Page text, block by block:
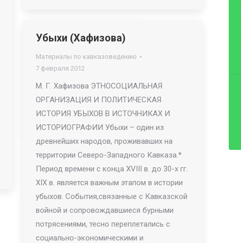
Убыхи (Хафизова)
Материалы по кавказоведению
7 февраля 2012
М. Г. Хафизова ЭТНОСОЦИАЛЬНАЯ
ОРГАНИЗАЦИЯ И ПОЛИТИЧЕСКАЯ
ИСТОРИЯ УБЫХОВ В ИСТОЧНИКАХ И
ИСТОРИОГРАФИИ Убыхи – один из
древнейших народов, проживавших на
территории Северо-Западного Кавказа.*
Период времени с конца XVIII в. до 30-х гг.
XIX в. является важным этапом в истории
убыхов. События,связанные с Кавказской
войной и сопровождавшиеся бурными
потрясениями, тесно переплетались с
социально-экономическими и